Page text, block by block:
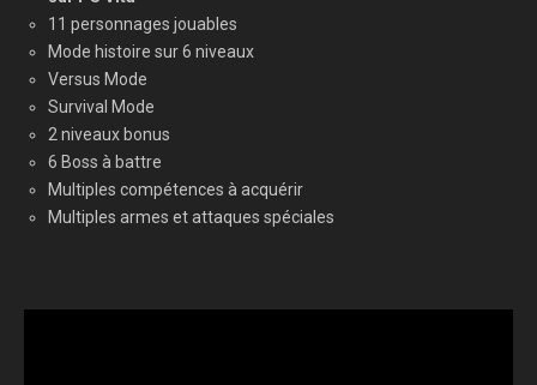
11 personnages jouables
Mode histoire sur 6 niveaux
Versus Mode
Survival Mode
2 niveaux bonus
6 Boss à battre
Multiples compétences à acquérir
Multiples armes et attaques spéciales